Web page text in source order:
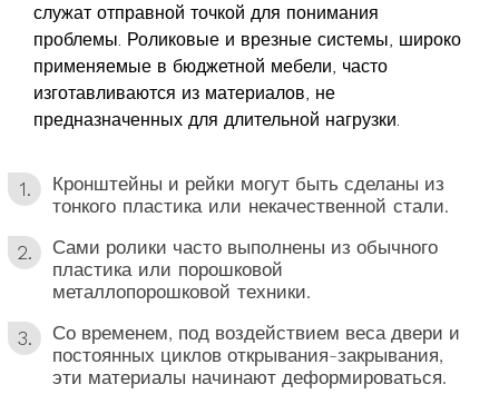
служат отправной точкой для понимания
проблемы. Роликовые и врезные системы, широко
применяемые в бюджетной мебели, часто
изготавливаются из материалов, не
предназначенных для длительной нагрузки.
Кронштейны и рейки могут быть сделаны из
тонкого пластика или некачественной стали.
Сами ролики часто выполнены изобычного
пластика или порошковой
металлопорошковой техники.
Со временем, под воздействием веса двери и
постоянных циклов открывания-закрывания,
эти материалы начинают деформироваться.